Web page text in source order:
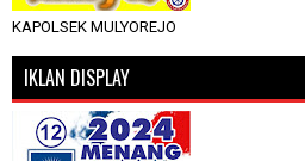
KAPOLSEK MULYOREJO
IKLAN DISPLAY